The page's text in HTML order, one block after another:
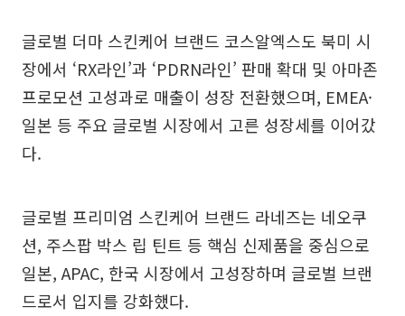
글로벌 더마 스킨케어 브랜드 코스알엑스도 북미 시
장에서 ‘RX라인’과 ‘PDRN라인’ 판매 확대 및 아마존
프로모션 고성과로 매출이 성장 전환했으며, EMEA·
일본 등 주요 글로벌 시장에서 고른 성장세를 이어갔
다.
글로벌 프리미엄 스킨케어 브랜드 라네즈는 네오쿠
션, 주스팝 박스 립 틴트 등 핵심 신제품을 중심으로
일본, APAC, 한국 시장에서 고성장하며 글로벌 브랜
드로서 입지를 강화했다.